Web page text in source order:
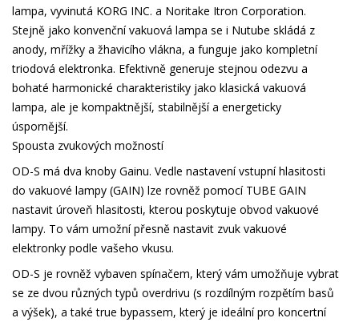
lampa, vyvinutá KORG INC. a Noritake Itron Corporation.
Stejně jako konvenční vakuová lampa se i Nutube skládá z
anody, mřížky a žhavicího vlákna, a funguje jako kompletní
triodová elektronka. Efektivně generuje stejnou odezvu a
bohaté harmonické charakteristiky jako klasická vakuová
lampa, ale je kompaktnější, stabilnější a energeticky
úspornější.
Spousta zvukových možností
OD-S má dva knoby Gainu. Vedle nastavení vstupní hlasitosti
do vakuové lampy (GAIN) lze rovněž pomocí TUBE GAIN
nastavit úroveň hlasitosti, kterou poskytuje obvod vakuové
lampy. To vám umožní přesně nastavit zvuk vakuové
elektronky podle vašeho vkusu.
OD-S je rovněž vybaven spínačem, který vám umožňuje vybrat
se ze dvou různých typů overdrivu (s rozdílným rozpětím basů
a výšek), a také true bypassem, který je ideální pro koncertní